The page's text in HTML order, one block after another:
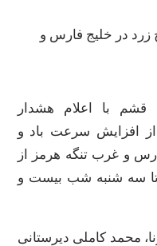
قشم با اعلام هشدار
افزایش سرعت باد و
و غرب تنگه هرمز از
تا سه شنبه شب بیست و
محمد کاملی دیرستانی